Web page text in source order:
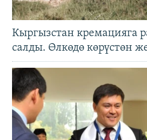
Кыргызстан кремацияга
салды. Өлкөдө көрүстөн